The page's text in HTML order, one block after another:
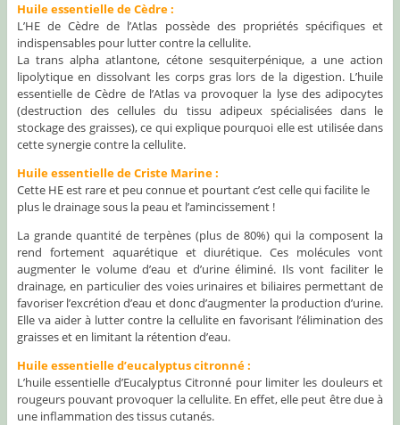
Huile essentielle de Cèdre :
L’HE de Cèdre de l’Atlas possède des propriétés spécifiques et
indispensables pour lutter contre la cellulite.
La trans alpha atlantone, cétone sesquiterpénique, a une action
lipolytique en dissolvant les corps gras lors de la digestion. L’huile
essentielle de Cèdre de l’Atlas va provoquer la lyse des adipocytes
(destruction des cellules du tissu adipeux spécialisées dans le
stockage des graisses), ce qui explique pourquoi elle est utilisée dans
cette synergie contre la cellulite.
Huile essentielle de Criste Marine :
Cette HE est rare et peu connue et pourtant c’est celle qui facilite le
plus le drainage sous la peau et l’amincissement !
La grande quantité de terpènes (plus de 80%) qui la composent la
rend fortement aquarétique et diurétique. Ces molécules vont
augmenter le volume d’eau et d’urine éliminé. Ils vont faciliter le
drainage, en particulier des voies urinaires et biliaires permettant de
favoriser l’excrétion d’eau et donc d’augmenter la production d’urine.
Elle va aider à lutter contre la cellulite en favorisant l’élimination des
graisses et en limitant la rétention d’eau.
Huile essentielle d’eucalyptus citronné :
L’huile essentielle d’Eucalyptus Citronné pour limiter les douleurs et
rougeurs pouvant provoquer la cellulite. En effet, elle peut être due à
une inflammation des tissus cutanés.